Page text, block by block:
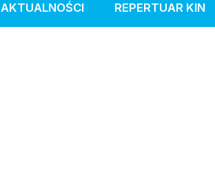
AKTUALNOŚCI REPERTUAR KIN